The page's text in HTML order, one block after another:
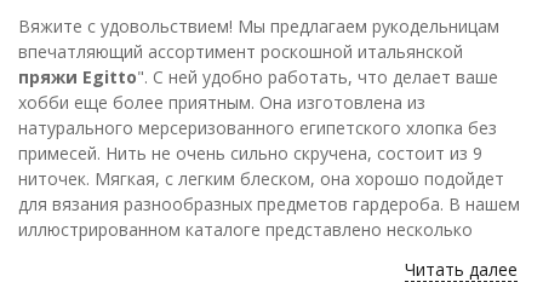
Вяжите с удовольствием! Мы предлагаем рукодельницам
впечатляющий ассортимент роскошной итальянской
пряжи Egitto". С ней удобно работать, что делает ваше
хобби еще более приятным. Она изготовлена из
натурального мерсеризованного египетского хлопка без
примесей. Нить не очень сильно скручена, состоит из 9
ниточек. Мягкая, с легким блеском, она хорошо подойдет
для вязания разнообразных предметов гардероба. В нашем
иллюстрированном каталоге представлено несколько
Читать далее